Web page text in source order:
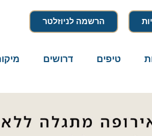
הרשמה לניוזלטר
טיפים דרושים מיקום